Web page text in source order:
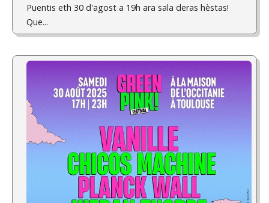
Puentis eth 30 d'agost a 19h ara sala deras hèstas!
Que...